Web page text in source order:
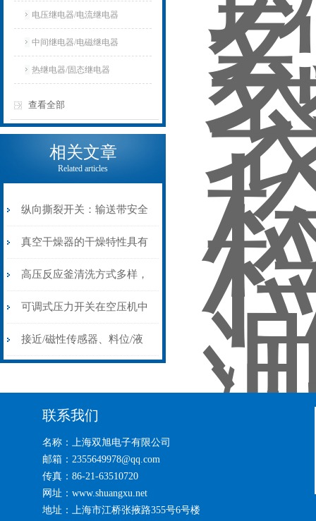
电压继电器/电流继电器
中间继电器/电磁继电器
热继电器/固态继电器
查看全部
相关文章
Related articles
纵向撕裂开关：输送带安全
运行的“生命保护线”
真空干燥器的干燥特性具有
环保效应
高压反应釜清洗方式多样，
该如何选择？
可调式压力开关在空压机中
的使用
接近/磁性传感器、料位/液
联系我们
名称：上海双旭电子有限公司
邮箱：2355649978@qq.com
传真：86-21-63510720
网址：www.shuangxu.net
地址：上海市江桥张掖路355号6号楼